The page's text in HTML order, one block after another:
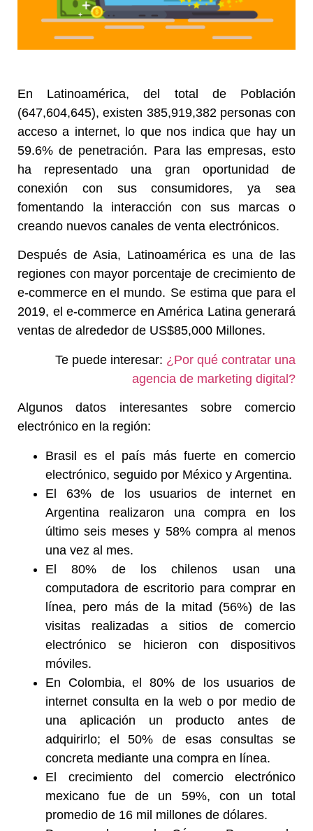
En Latinoamérica, del total de Población
(647,604,645), existen 385,919,382 personas con
acceso a internet, lo que nos indica que hay un
59.6% de penetración. Para las empresas, esto
ha representado una gran oportunidad de
conexión con sus consumidores, ya sea
fomentando la interacción con sus marcas o
creando nuevos canales de venta electrónicos.
Después de Asia, Latinoamérica es una de las
regiones con mayor porcentaje de crecimiento de
e-commerce en el mundo. Se estima que para el
2019, el e-commerce en América Latina generará
ventas de alrededor de US$85,000 Millones.
Te puede interesar: ¿Por qué contratar una
agencia de marketing digital?
Algunos datos interesantes sobre comercio
electrónico en la región:
Brasil es el país más fuerte en comercio
electrónico, seguido por México y Argentina.
El 63% de los usuarios de internet en
Argentina realizaron una compra en los
último seis meses y 58% compra al menos
una vez al mes.
El 80% de los chilenos usan una
computadora de escritorio para comprar en
línea, pero más de la mitad (56%) de las
visitas realizadas a sitios de comercio
electrónico se hicieron con dispositivos
móviles.
En Colombia, el 80% de los usuarios de
internet consulta en la web o por medio de
una aplicación un producto antes de
adquirirlo; el 50% de esas consultas se
concreta mediante una compra en línea.
El crecimiento del comercio electrónico
mexicano fue de un 59%, con un total
promedio de 16 mil millones de dólares.